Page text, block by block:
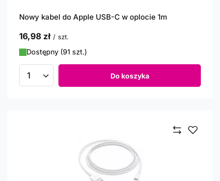
Nowy kabel do Apple USB-C w oplocie 1m
16,98 zł / szt.
Dostępny (91 szt.)
Ilość produktów Do koszyka